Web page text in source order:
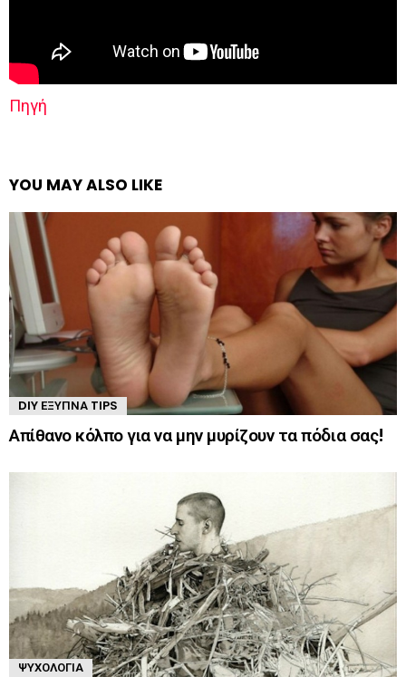
Πηγή
YOU MAY ALSO LIKE
DIY ΈΞΥΠΝΑ TIPS
Απίθανο κόλπο για να μην μυρίζουν τα πόδια σας!
ΨΥΧΟΛΟΓΊΑ